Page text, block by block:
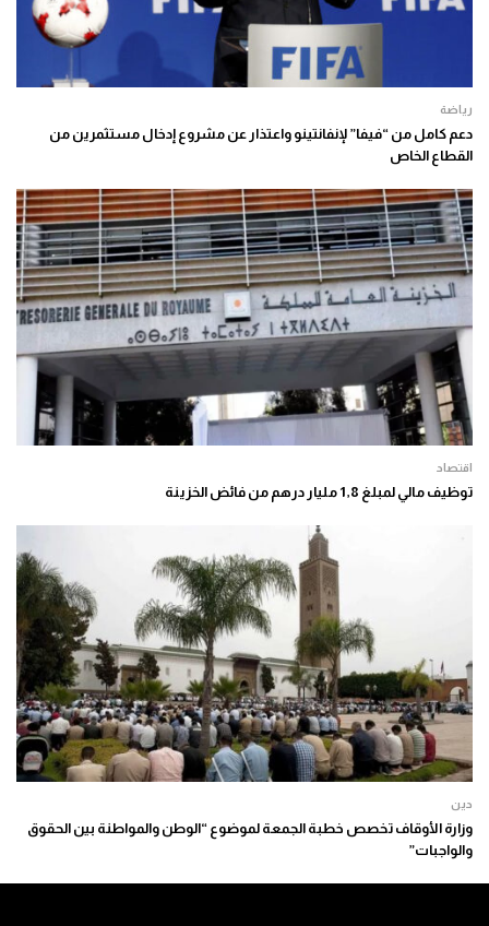
رياضة
دعم كامل من “فيفا” لإنفانتينو واعتذار عن مشروع إدخال مستثمرين من
القطاع الخاص
اقتصاد
توظيف مالي لمبلغ 1,8 مليار درهم من فائض الخزينة
دين
وزارة الأوقاف تخصص خطبة الجمعة لموضوع “الوطن والمواطنة بين الحقوق
والواجبات”